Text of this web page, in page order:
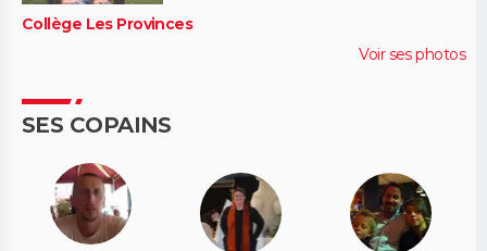
Collège Les Provinces
Voir ses photos
SES COPAINS